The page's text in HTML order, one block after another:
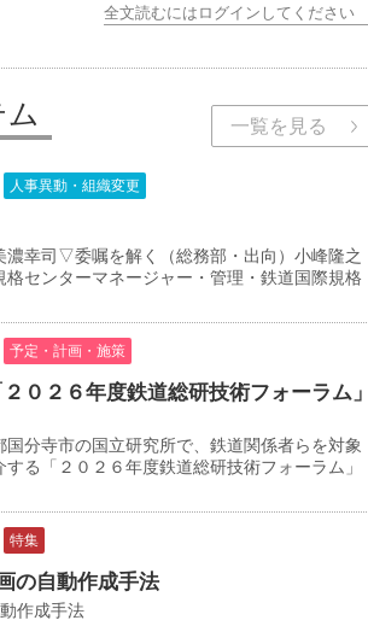
全文読むにはログインしてください
一覧を見る
人事異動・組織変更
幸司▽委嘱を解く（総務部・出向）小峰隆之
センターマネージャー・管理・鉄道国際規格
予定・計画・施策
２６年度鉄道総研技術フォーラム」
分寺市の国立研究所で、鉄道関係者らを対象
る「２０２６年度鉄道総研技術フォーラム」
特集
の自動作成手法
作成手法